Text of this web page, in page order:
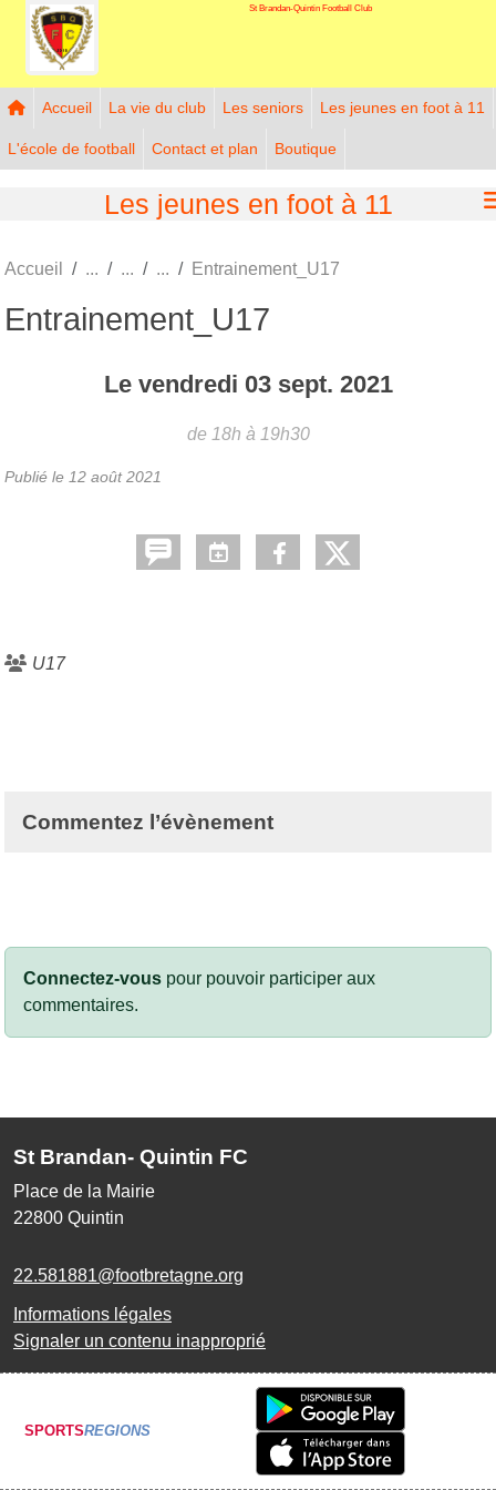
St Brandan-Quintin Football Club
Accueil La vie du club Les seniors Les jeunes en foot à 11
L'école de football Contact et plan Boutique
Les jeunes en foot à 11
Accueil Entrainement_U17
Entrainement_U17
Le vendredi 03 sept. 2021
de 18h à 19h30
Publié le 12 août 2021
U17
Commentez l’évènement
Connectez-vous pour pouvoir participer aux
commentaires.
St Brandan- Quintin FC
Place de la Mairie
22800 Quintin
22.581881@footbretagne.org
Informations légales
Signaler un contenu inapproprié
SPORTSREGIONS
Panneau de gestion des cookies